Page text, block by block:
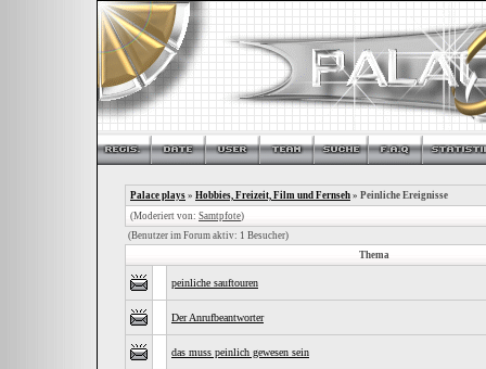
Palace plays » Hobbies, Freizeit, Film und Fernseh » Peinliche Ereignisse
(Moderiert von: Samtpfote)
(Benutzer im Forum aktiv: 1 Besucher)
Thema
peinliche sauftouren
Der Anrufbeantworter
das muss peinlich gewesen sein